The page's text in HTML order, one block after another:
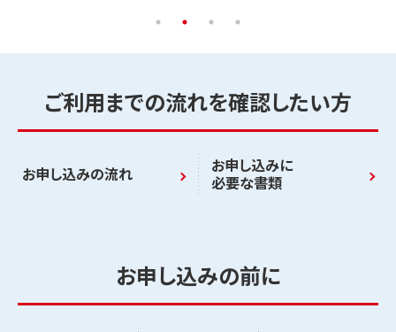
ご利用までの流れを確認したい方
お申し込みの流れ
お申し込みに
必要な書類
お申し込みの前に